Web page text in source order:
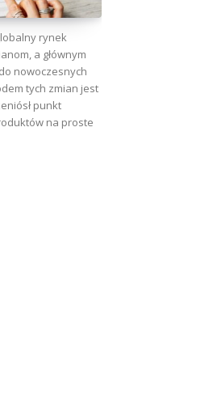
rynek
a głównym
nowoczesnych
tych zmian jest
punkt
na proste